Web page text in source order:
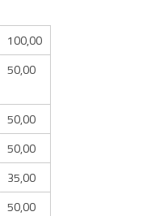
100,00
50,00
50,00
50,00
35,00
50,00